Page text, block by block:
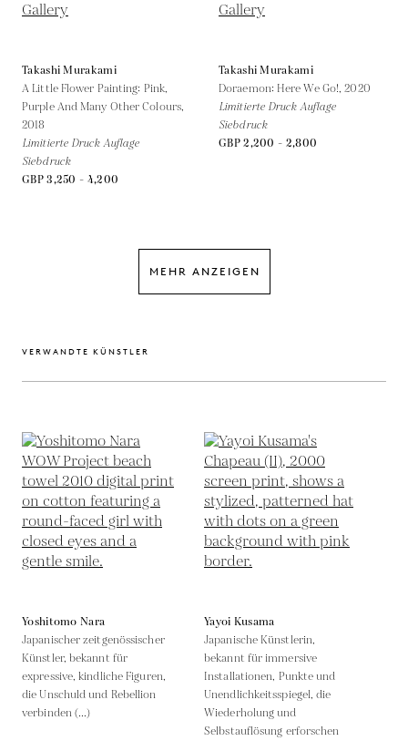
Takashi Murakami
A Little Flower Painting: Pink,
Purple And Many Other Colours,
2018
Limitierte Druck Auflage
Siebdruck
GBP 3,250 - 4,200
Takashi Murakami
Doraemon: Here We Go!,2020
Limitierte Druck Auflage
Siebdruck
GBP 2,200 - 2,800
MEHR ANZEIGEN
VERWANDTE KÜNSTLER
Yoshitomo Nara
Japanischer zeitgenössischer
Künstler, bekannt für
expressive, kindliche Figuren,
die Unschuld und Rebellion
verbinden (...)
Yayoi Kusama
Japanische Künstlerin,
bekannt für immersive
Installationen, Punkte und
Unendlichkeitsspiegel, die
Wiederholung und
Selbstauflösung erforschen